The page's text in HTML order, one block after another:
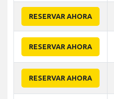
RESERVAR AHORA
RESERVAR AHORA
RESERVAR AHORA